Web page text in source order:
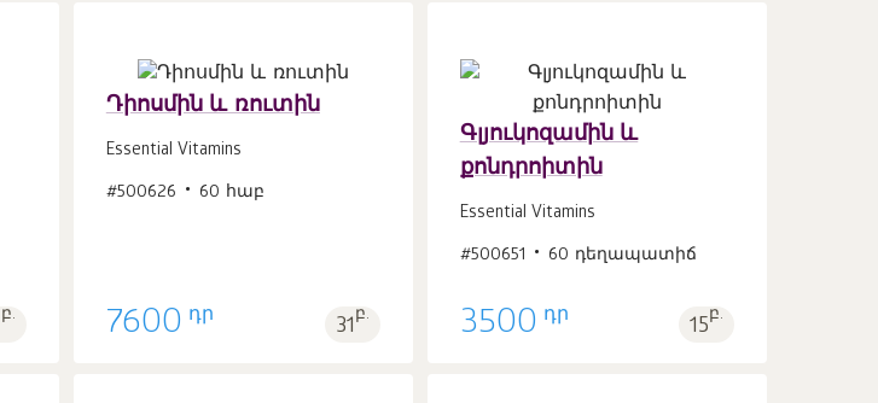
բ.
Դիոսմին և ռուտին
Essential Vitamins
#500626 60 հաբ
7600 դր 31բ.
Զամբյուղ
Գլյուկոզամին և
քոնդրոիտին
Essential Vitamins
#500651 60 դեղապատիճ
3500 դր 15բ.
1